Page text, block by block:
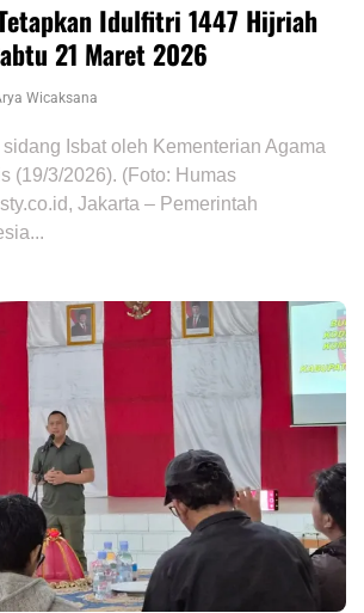
Idulfitri 1447 Hijriah
21 Maret 2026
Wicaksana
Isbat oleh Kementerian Agama
(19/3/2026). (Foto: Humas
Jakarta – Pemerintah